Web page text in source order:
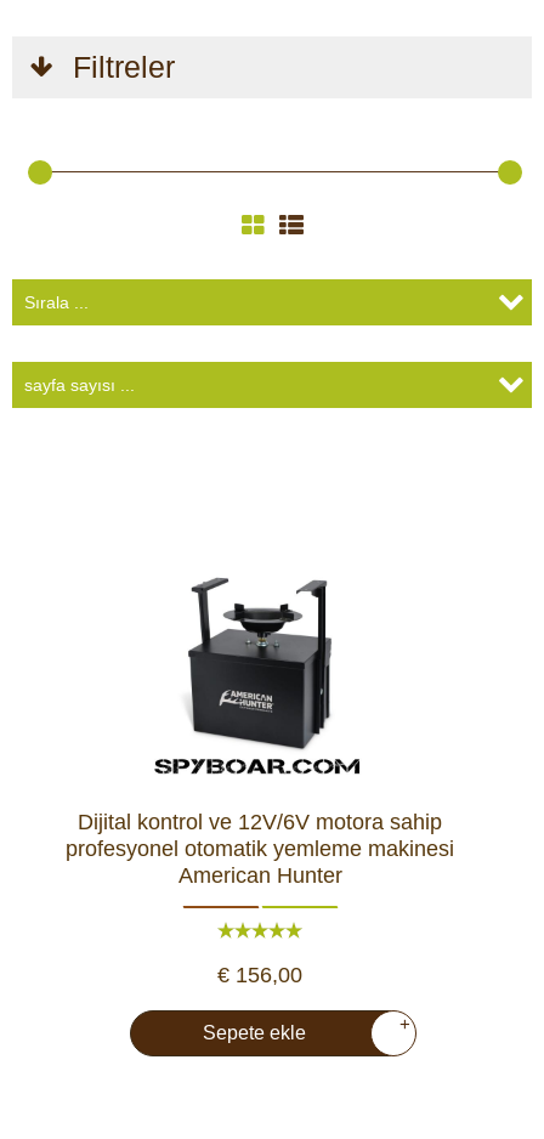
Filtreler
Dijital kontrol ve 12V/6V motora sahip
profesyonel otomatik yemleme makinesi
American Hunter
€ 156,00
Sepete ekle +